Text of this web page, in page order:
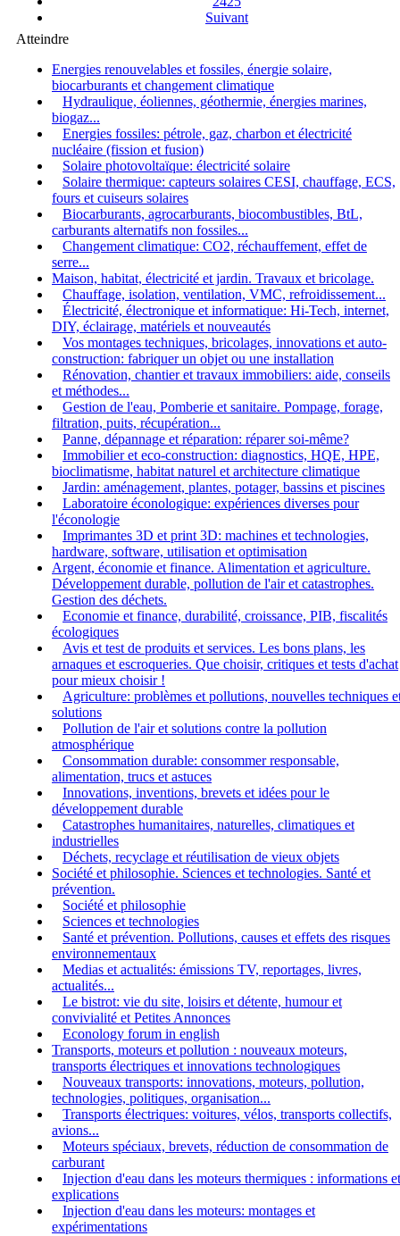
Suivant
Atteindre
Energies renouvelables et fossiles, énergie solaire,
biocarburants et changement climatique
Hydraulique, éoliennes, géothermie, énergies marines,
biogaz...
Energies fossiles: pétrole, gaz, charbon et électricité
nucléaire (fission et fusion)
Solaire photovoltaïque: électricité solaire
Solaire thermique: capteurs solaires CESI, chauffage, ECS,
fours et cuiseurs solaires
Biocarburants, agrocarburants, biocombustibles, BtL,
carburants alternatifs non fossiles...
Changement climatique: CO2, réchauffement, effet de
serre...
Maison, habitat, électricité et jardin. Travaux et bricolage.
Chauffage, isolation, ventilation, VMC, refroidissement...
Électricité, électronique et informatique: Hi-Tech, internet,
DIY, éclairage, matériels et nouveautés
Vos montages techniques, bricolages, innovations et auto-
construction: fabriquer un objet ou une installation
Rénovation, chantier et travaux immobiliers: aide, conseils
et méthodes...
Gestion de l'eau, Pomberie et sanitaire. Pompage, forage,
filtration, puits, récupération...
Panne, dépannage et réparation: réparer soi-même?
Immobilier et eco-construction: diagnostics, HQE, HPE,
bioclimatisme, habitat naturel et architecture climatique
Jardin: aménagement, plantes, potager, bassins et piscines
Laboratoire éconologique: expériences diverses pour
l'éconologie
Imprimantes 3D et print 3D: machines et technologies,
hardware, software, utilisation et optimisation
Argent, économie et finance. Alimentation et agriculture.
Développement durable, pollution de l'air et catastrophes.
Gestion des déchets.
Economie et finance, durabilité, croissance, PIB, fiscalités
écologiques
Avis et test de produits et services. Les bons plans, les
arnaques et escroqueries. Que choisir, critiques et tests d'achat
pour mieux choisir !
Agriculture: problèmes et pollutions, nouvelles techniques
solutions
Pollution de l'air et solutions contre la pollution
atmosphérique
Consommation durable: consommer responsable,
alimentation, trucs et astuces
Innovations, inventions, brevets et idées pour le
développement durable
Catastrophes humanitaires, naturelles, climatiques et
industrielles
Déchets, recyclage et réutilisation de vieux objets
Société et philosophie. Sciences et technologies. Santé et
prévention.
Société et philosophie
Sciences et technologies
Santé et prévention. Pollutions, causes et effets des risques
environnementaux
Medias et actualités: émissions TV, reportages, livres,
actualités...
Le bistrot: vie du site, loisirs et détente, humour et
convivialité et Petites Annonces
Econology forum in english
Transports, moteurs et pollution : nouveaux moteurs,
transports électriques et innovations technologiques
Nouveaux transports: innovations, moteurs, pollution,
technologies, politiques, organisation...
Transports électriques: voitures, vélos, transports collectifs,
avions...
Moteurs spéciaux, brevets, réduction de consommation de
carburant
Injection d'eau dans les moteurs thermiques : informations et
explications
Injection d'eau dans les moteurs: montages et
expérimentations